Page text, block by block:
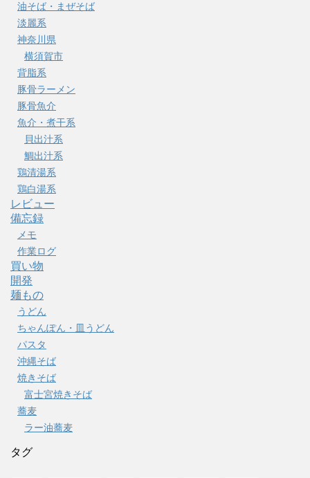
油そば・まぜそば
淡麗系
神奈川県
横須賀市
背脂系
豚骨ラーメン
豚骨魚介
魚介・煮干系
貝出汁系
鯛出汁系
鶏清湯系
鶏白湯系
レビュー
備忘録
メモ
作業ログ
買い物
開発
麺もの
うどん
ちゃんぽん・皿うどん
パスタ
沖縄そば
焼きそば
富士宮焼きそば
蕎麦
ラー油蕎麦
タグ